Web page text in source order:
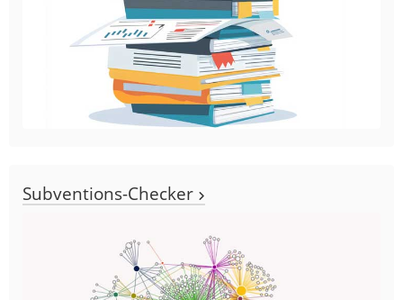
Subventions-Checker